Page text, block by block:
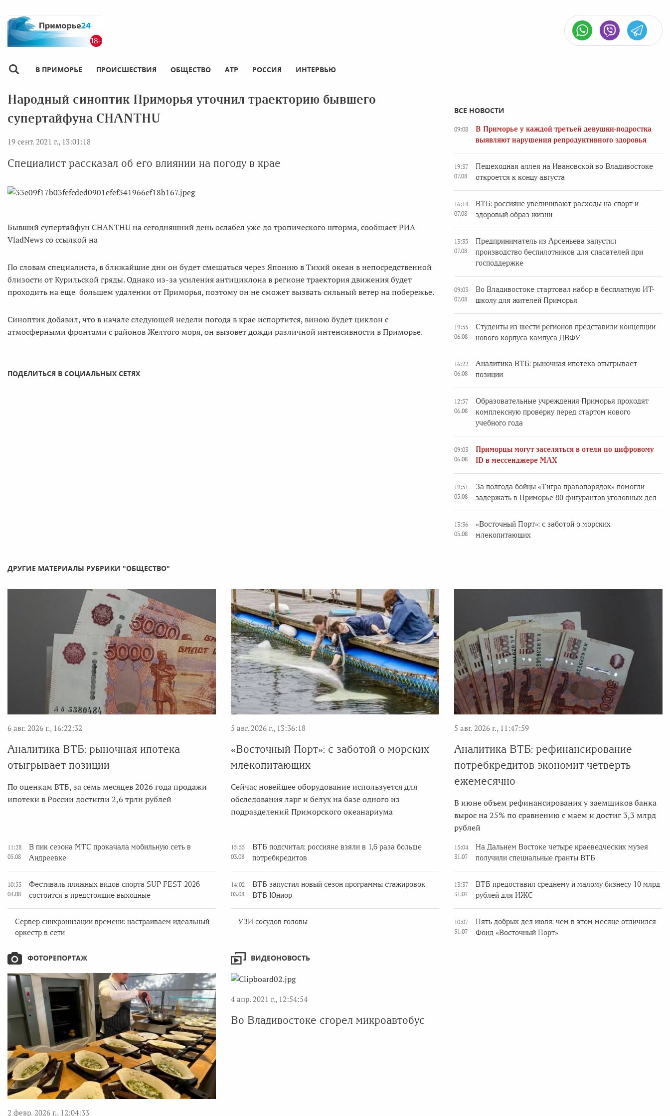
В ПРИМОРЬЕ ПРОИСШЕСТВИЯ ОБЩЕСТВО АТР РОССИЯ ИНТЕРВЬЮ
Народный синоптик Приморья уточнил траекторию бывшего
супертайфуна CHANTHU
19 сент. 2021 г., 13:01:18
Специалист рассказал об его влиянии на погоду в крае
Бывший супертайфун CHANTHU на сегодняшний день ослабел уже до тропического шторма, сообщает РИА
VladNews со ссылкой на
По словам специалиста, в ближайшие дни он будет смещаться через Японию в Тихий океан в непосредственной
близости от Курильской гряды. Однако из-за усиления антициклона в регионе траектория движения будет
проходить на еще большем удалении от Приморья, поэтому он не сможет вызвать сильный ветер на побережье.
Синоптик добавил, что в начале следующей недели погода в крае испортится, виною будет циклон с
атмосферными фронтами с районов Желтого моря, он вызовет дожди различной интенсивности в Приморье.
ПОДЕЛИТЬСЯ В СОЦИАЛЬНЫХ СЕТЯХ
ВСЕ НОВОСТИ
09:08
В Приморье у каждой третьей девушки-подростка
выявляют нарушения репродуктивного здоровья
19:37
07.08
Пешеходная аллея на Ивановской во Владивостоке
откроется к концу августа
16:14
07.08
ВТБ: россияне увеличивают расходы на спорт и
здоровый образ жизни
13:35
07.08
Предприниматель из Арсеньева запустил
производство беспилотников для спасателей при
господдержке
09:03
07.08
Во Владивостоке стартовал набор в бесплатную ИТ-
школу для жителей Приморья
19:55
06.08
Студенты из шести регионов представили концепции
нового корпуса кампуса ДВФУ
16:22
06.08
Аналитика ВТБ: рыночная ипотека отыгрывает
позиции
12:57
06.08
Образовательные учреждения Приморья проходят
комплексную проверку перед стартом нового
учебного года
09:03
06.08
Приморцы могут заселяться в отели по цифровому
ID в мессенджере MAX
19:51
05.08
За полгода бойцы «Тигра-правопорядок» помогли
задержать в Приморье 80 фигурантов уголовных дел
13:36
05.08
«Восточный Порт»: с заботой о морских
млекопитающих
ДРУГИЕ МАТЕРИАЛЫ РУБРИКИ "ОБЩЕСТВО"
6 авг. 2026 г., 16:22:32
Аналитика ВТБ: рыночная ипотека
отыгрывает позиции
По оценкам ВТБ, за семь месяцев 2026 года продажи
ипотеки в России достигли 2,6 трлн рублей
5 авг. 2026 г., 13:36:18
«Восточный Порт»: с заботой о морских
млекопитающих
Сейчас новейшее оборудование используется для
обследования ларг и белух на базе одного из
подразделений Приморского океанариума
5 авг. 2026 г., 11:47:59
Аналитика ВТБ: рефинансирование
потребкредитов экономит четверть
ежемесячно
В июне объем рефинансирования у заемщиков банка
вырос на 25% по сравнению с маем и достиг 3,3 млрд
рублей
11:28
05.08
В пик сезона МТС прокачала мобильную сеть в
Андреевке
10:55
04.08
Фестиваль пляжных видов спорта SUP FEST 2026
состоится в предстоящие выходные
Сервер синхронизации времени: настраиваем идеальный
оркестр в сети
15:55
03.08
ВТБ подсчитал: россияне взяли в 1,6 раза больше
потребкредитов
14:02
03.08
ВТБ запустил новый сезон программы стажировок
ВТБ Юниор
УЗИ сосудов головы
15:04
31.07
На Дальнем Востоке четыре краеведческих музея
получили специальные гранты ВТБ
13:37
31.07
ВТБ предоставил среднему и малому бизнесу 10 млрд
рублей для ИЖС
10:07
31.07
Пять добрых дел июля: чем в этом месяце отличился
Фонд «Восточный Порт»
ФОТОРЕПОРТАЖ
2 февр. 2026 г., 12:04:33
ВИДЕОНОВОСТЬ
4 апр. 2021 г., 12:54:54
Во Владивостоке сгорел микроавтобус